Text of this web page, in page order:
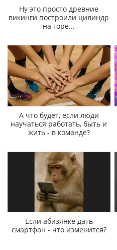
Ну это просто древние
викинги построили цилиндр
на горе...
А что будет, если люди
научаться работать, быть и
жить - в команде?
Если абизянке дать
смартфон - что изменится?